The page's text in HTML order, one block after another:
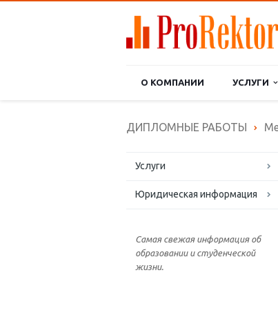
О КОМПАНИИ УСЛУГИ
ДИПЛОМНЫЕ РАБОТЫ
Услуги
Юридическая информация
Самая свежая информация об
образовании и студенческой
жизни.